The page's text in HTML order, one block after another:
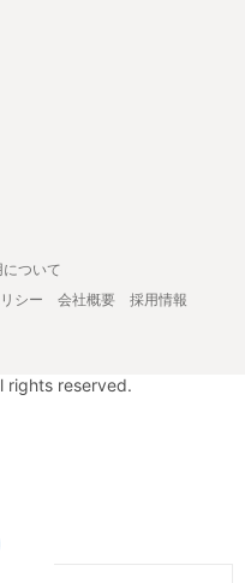
ついて
シー 会社概要
採用情報
rights reserved.